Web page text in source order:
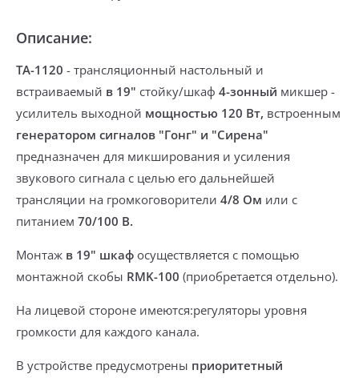
Описание:
TA-1120 - трансляционный настольный и
встраиваемый в 19" стойку/шкаф 4-зонный микшер -
усилитель выходной мощностью 120 Вт, встроенным
генератором сигналов "Гонг" и "Сирена"
предназначен для микширования и усиления
звукового сигнала с целью его дальнейшей
трансляции на громкоговорители 4/8 Ом или с
питанием 70/100 В.
Монтаж в 19" шкаф осуществляется с помощью
монтажной скобы RMK-100 (приобретается отдельно).
На лицевой стороне имеются:регуляторы уровня
громкости для каждого канала.
В устройстве предусмотрены приоритетный